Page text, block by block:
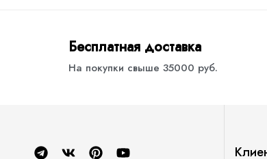
Бесплатная доставка
На покупки свыше 35000 руб.